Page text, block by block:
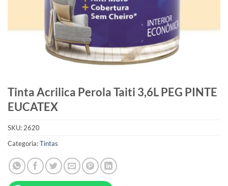
Tinta Acrilica Perola Taiti 3,6L PEG PINTE
EUCATEX
SKU:2620
Categoria:Tintas